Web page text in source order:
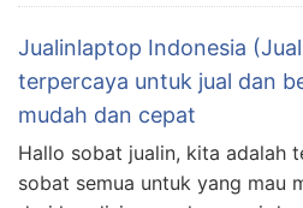
Jualinlaptop Indonesia
terpercaya untuk jual dan
mudah dan cepat
Hallo sobat jualin, kita adalah
sobat semua untuk yang mau